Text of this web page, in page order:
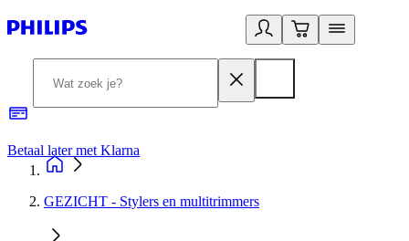
Betaal later met Klarna
GEZICHT - Stylers en multitrimmers